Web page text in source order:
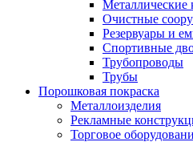
Металлические
Очистные
Резервуары и
Спортивные
Трубопроводы
Трубы
Порошковая покраска
Металлоизделия
Рекламные
Торговое